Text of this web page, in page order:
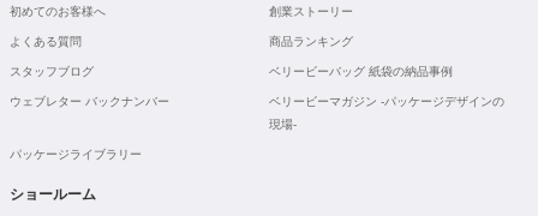
初めてのお客様へ 創業ストーリー
よくある質問 商品ランキング
スタッフブログ ベリービーバッグ 紙袋の納品事例
ウェブレター バックナンバー
ベリービーマガジン -パッケージデザインの
現場-
パッケージライブラリー
ショールーム